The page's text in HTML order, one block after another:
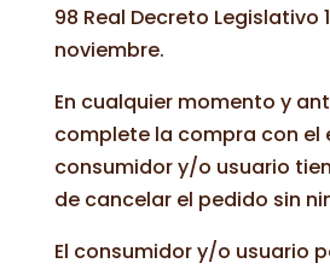
98 Real Decreto Legislativo
noviembre.
En cualquier momento y
complete la compra con el
consumidor y/o usuario
de cancelar el pedido sin
El consumidor y/o usuario